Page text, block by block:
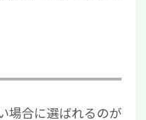
場合に選ばれるのが